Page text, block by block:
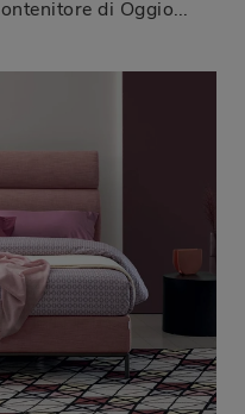
Clicca e scopri i Letti con contenitore di Oggioni! Il modello Vivian in tessuto ti sta aspettando nelle versioni matrimoniali.